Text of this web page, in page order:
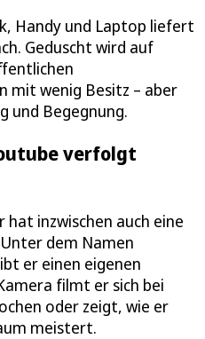
Handy und Laptop liefert
Geduscht wird auf
mit wenig Besitz – aber
und Begegnung.
verfolgt
inzwischen auch eine
dem Namen
er einen eigenen
filmt er sich bei
oder zeigt, wie er
meistert.